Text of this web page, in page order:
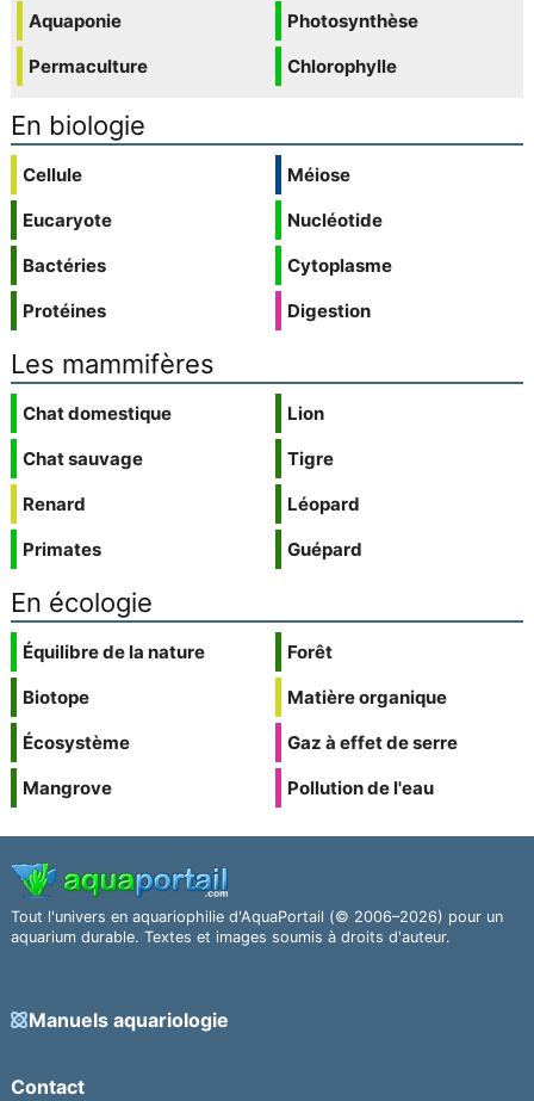
Aquaponie
Permaculture
Photosynthèse
Chlorophylle
En biologie
Cellule
Eucaryote
Bactéries
Protéines
Méiose
Nucléotide
Cytoplasme
Digestion
Les mammifères
Chat domestique
Chat sauvage
Renard
Primates
Lion
Tigre
Léopard
Guépard
En écologie
Équilibre de la nature
Biotope
Écosystème
Mangrove
Forêt
Matière organique
Gaz à effet de serre
Pollution de l'eau
Tout l'univers en aquariophilie d'AquaPortail (© 2006–2026) pour un
aquarium durable. Textes et images soumis à droits d'auteur.
Manuels aquariologie
Contact